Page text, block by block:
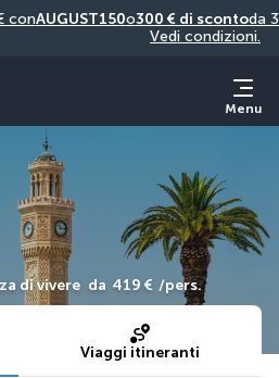
conAUGUST150o300 € di scontoda
Vedi condizioni.
Menu
di vivere da 419 € /pers.
Viaggi itineranti